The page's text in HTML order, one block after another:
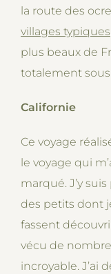
la route des
villages typiques
plus beaux de
totalement
Californie
Ce voyage
le voyage qui
marqué. J’y
des petits dont
fassent
vécu de
incroyable. J’ai